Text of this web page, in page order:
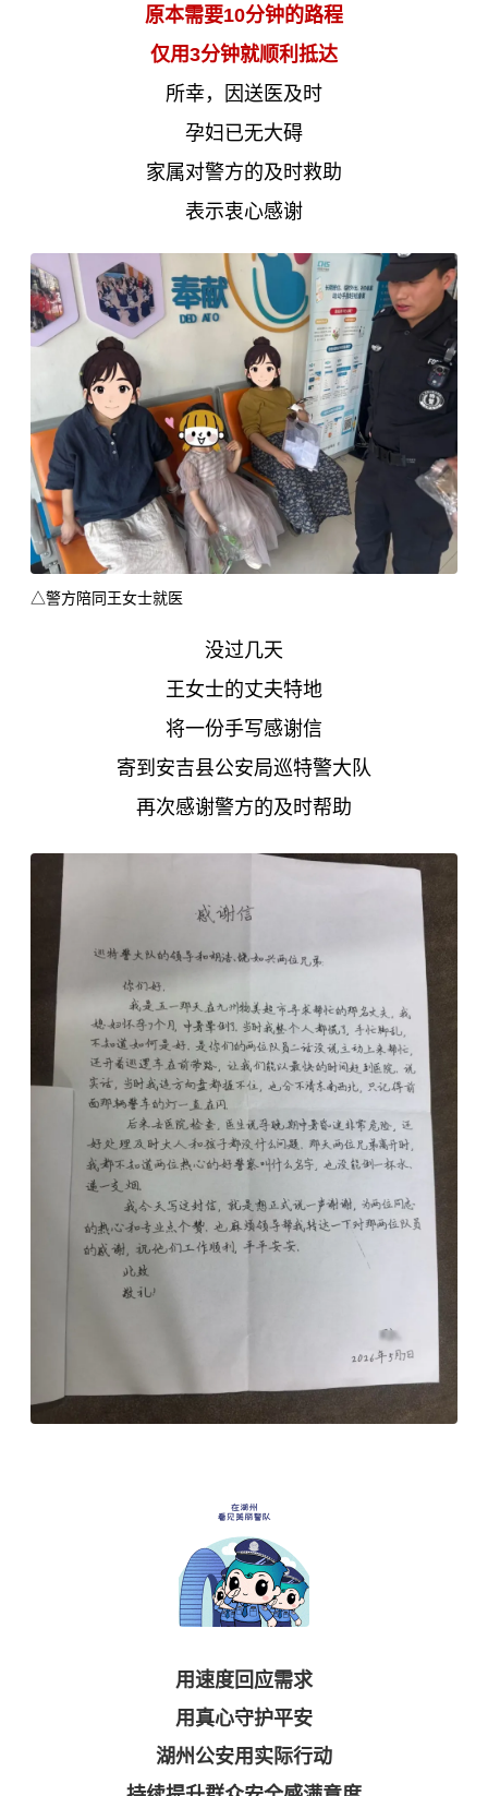
原本需要10分钟的路程
仅用3分钟就顺利抵达
所幸，因送医及时
孕妇已无大碍
家属对警方的及时救助
表示衷心感谢
△警方陪同王女士就医
没过几天
王女士的丈夫特地
将一份手写感谢信
寄到安吉县公安局巡特警大队
再次感谢警方的及时帮助
用速度回应需求
用真心守护平安
湖州公安用实际行动